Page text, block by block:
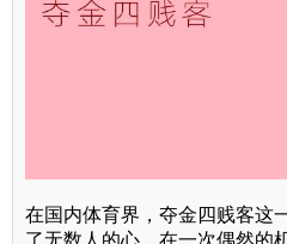
在国内体育界，夺金四贱客这
了无数人的心。在一次偶然的